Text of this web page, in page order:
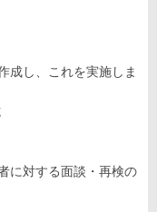
成し、これを実施しま
に対する面談・再検の